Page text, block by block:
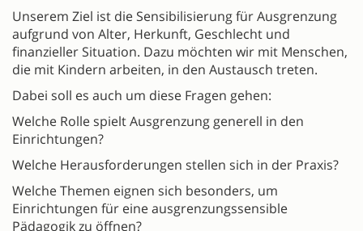
Unserem Ziel ist die Sensibilisierung für Ausgrenzung
aufgrund von Alter, Herkunft, Geschlecht und
finanzieller Situation. Dazu möchten wir mit Menschen,
die mit Kindern arbeiten, in den Austausch treten.
Dabei soll es auch um diese Fragen gehen:
Welche Rolle spielt Ausgrenzung generell in den
Einrichtungen?
Welche Herausforderungen stellen sich in der Praxis?
Welche Themen eignen sich besonders, um
Einrichtungen für eine ausgrenzungssensible
Pädagogik zu öffnen?